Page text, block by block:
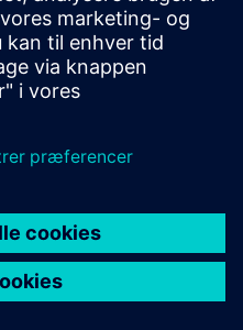
and secure
environments.